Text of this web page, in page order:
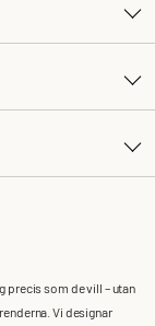
precis som de vill – utan
Vi designar